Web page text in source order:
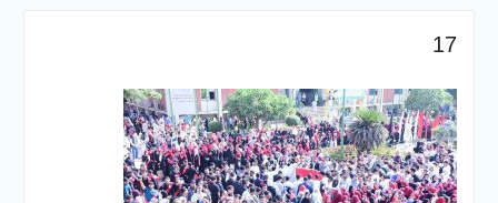
أيام المرحلة الأولى للتنسيق
الإلكتروني للقبول بالجامعات
2026
17